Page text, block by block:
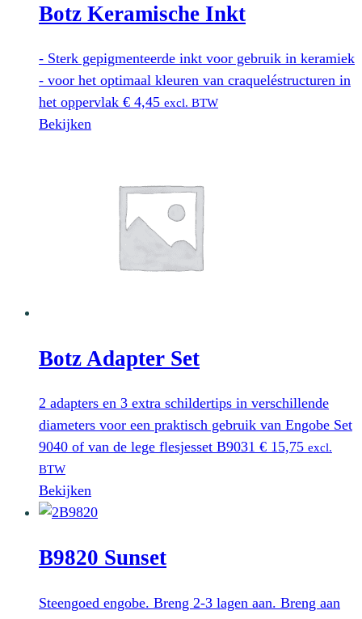
Botz Keramische Inkt
- Sterk gepigmenteerde inkt voor gebruik in keramiek
- voor het optimaal kleuren van craqueléstructuren in
het oppervlak € 4,45 excl. BTW
Bekijken
Botz Adapter Set
2 adapters en 3 extra schildertips in verschillende
diameters voor een praktisch gebruik van Engobe Set
9040 of van de lege flesjesset B9031 € 15,75 excl.
BTW
Bekijken
B9820 Sunset
Steengoed engobe. Breng 2-3 lagen aan. Breng aan